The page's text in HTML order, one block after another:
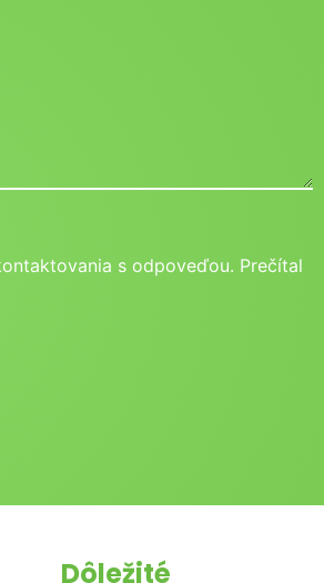
s odpoveďou. Prečítal
Dôležité